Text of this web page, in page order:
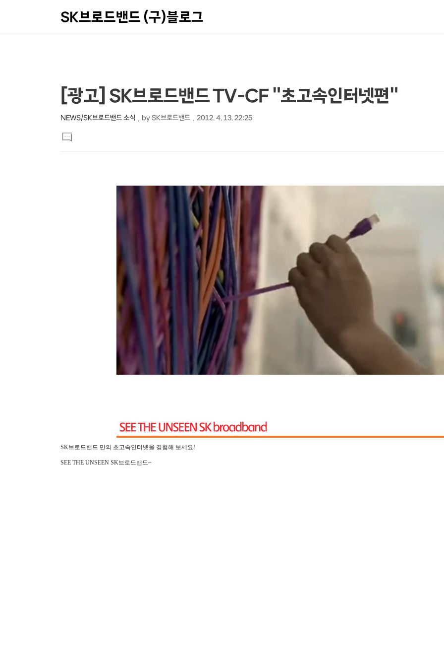
SK브로드밴드 (구)블로그
상
세
컨
텐
본
문
제
목
[광고] SK브로드밴드 TV-CF "초고속인터넷편"
NEWS/SK브로드밴드 소식 by SK브로드밴드 2012. 4. 13. 22:25
문
댓
글
SK브로드밴드 만의 초고속인터넷을 경험해 보세요!
SEE THE UNSEEN SK브로드밴드~